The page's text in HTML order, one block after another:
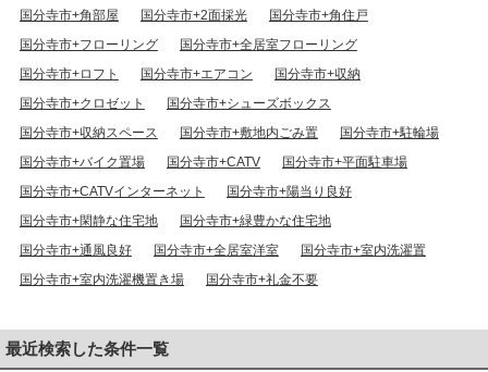
国分寺市+角部屋 国分寺市+2面採光
国分寺市+角住戸
国分寺市+フローリング
国分寺市+全居室フローリング
国分寺市+ロフト
国分寺市+エアコン
国分寺市+収納
国分寺市+クロゼット
国分寺市+シューズボックス
国分寺市+収納スペース
国分寺市+敷地内ごみ置
国分寺市+駐輪場
国分寺市+バイク置場
国分寺市+CATV
国分寺市+平面駐車場
国分寺市+CATVインターネット
国分寺市+陽当り良好
国分寺市+閑静な住宅地
国分寺市+緑豊かな住宅地
国分寺市+通風良好
国分寺市+全居室洋室
国分寺市+室内洗濯置
国分寺市+室内洗濯機置き場
国分寺市+礼金不要
最近検索した条件一覧